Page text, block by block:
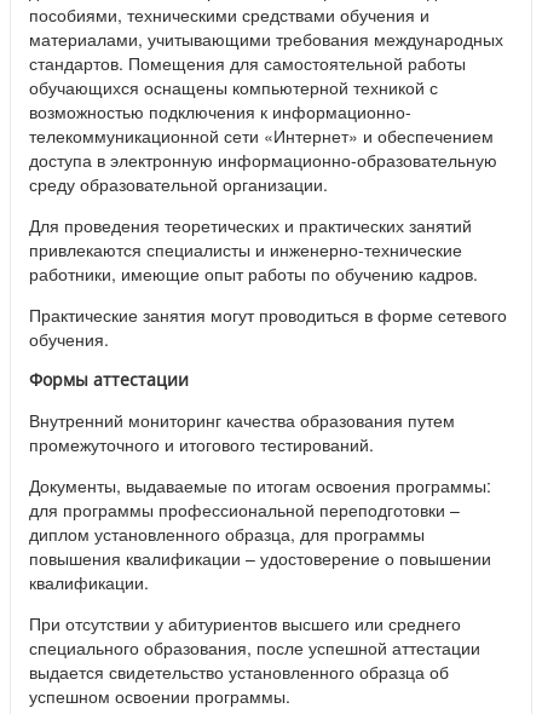
пособиями, техническими средствами обучения и
материалами, учитывающими требования международных
стандартов. Помещения для самостоятельной работы
обучающихся оснащены компьютерной техникой с
возможностью подключения к информационно-
телекоммуникационной сети «Интернет» и обеспечением
доступа в электронную информационно-образовательную
среду образовательной организации.
Для проведения теоретических и практических занятий
привлекаются специалисты и инженерно-технические
работники, имеющие опыт работы по обучению кадров.
Практические занятия могут проводиться в форме сетевого
обучения.
Формы аттестации
Внутренний мониторинг качества образования путем
промежуточного и итогового тестирований.
Документы, выдаваемые по итогам освоения программы:
для программы профессиональной переподготовки –
диплом установленного образца, для программы
повышения квалификации – удостоверение о повышении
квалификации.
При отсутствии у абитуриентов высшего или среднего
специального образования, после успешной аттестации
выдается свидетельство установленного образца об
успешном освоении программы.